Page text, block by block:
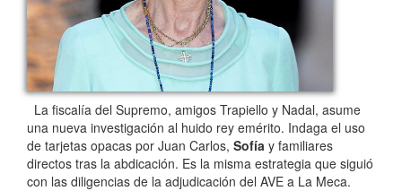
La fiscalía del Supremo, amigos Trapiello y Nadal, asume
una nueva investigación al huido rey emérito. Indaga el uso
de tarjetas opacas por Juan Carlos, Sofía y familiares
directos tras la abdicación. Es la misma estrategia que siguió
con las diligencias de la adjudicación del AVE a La Meca.